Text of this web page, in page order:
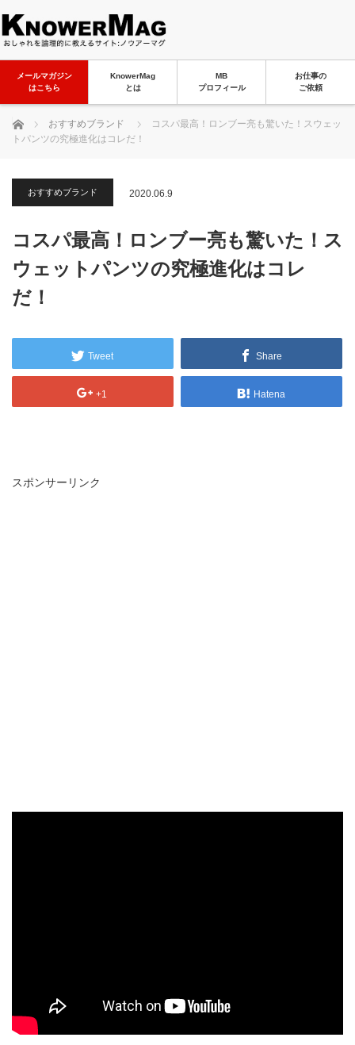
メールマガジン
はこちら
KnowerMag
とは
MB
プロフィール
お仕事の
ご依頼
ホーム おすすめブランド
コスパ最高！ロンブー亮も驚いた！スウェッ
トパンツの究極進化はコレだ！
おすすめブランド 2020.06.9
コスパ最高！ロンブー亮も驚いた！ス
ウェットパンツの究極進化はコレ
だ！
Tweet Share
+1 Hatena
スポンサーリンク